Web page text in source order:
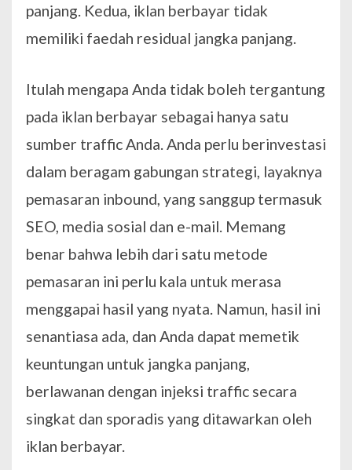
panjang. Kedua, iklan berbayar tidak
memiliki faedah residual jangka panjang.
Itulah mengapa Anda tidak boleh tergantung
pada iklan berbayar sebagai hanya satu
sumber traffic Anda. Anda perlu berinvestasi
dalam beragam gabungan strategi, layaknya
pemasaran inbound, yang sanggup termasuk
SEO, media sosial dan e-mail. Memang
benar bahwa lebih dari satu metode
pemasaran ini perlu kala untuk merasa
menggapai hasil yang nyata. Namun, hasil ini
senantiasa ada, dan Anda dapat memetik
keuntungan untuk jangka panjang,
berlawanan dengan injeksi traffic secara
singkat dan sporadis yang ditawarkan oleh
iklan berbayar.